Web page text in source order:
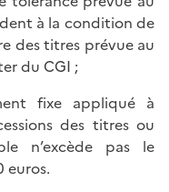
à la condition de
des titres prévue au
du CGI ;
fixe appliqué à
des titres ou
n’excède pas le
euros.